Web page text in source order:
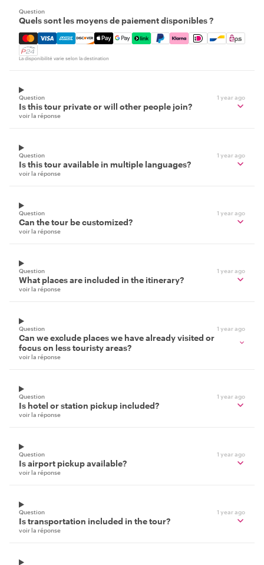
Question
Quels sont les moyens de paiement disponibles ?
Mastercard, Visa, Amex, Discover, Apple Pay, Google
La disponibilité varie selon la destination
Question 1 year ago
Is this tour private or will other people join?
voir la réponse
Question 1 year ago
Is this tour available in multiple languages?
voir la réponse
Question 1 year ago
Can the tour be customized?
voir la réponse
Question 1 year ago
What places are included in the itinerary?
voir la réponse
Question 1 year ago
Can we exclude places we have already visited or
focus on less touristy areas?
voir la réponse
Question 1 year ago
Is hotel or station pickup included?
voir la réponse
Question 1 year ago
Is airport pickup available?
voir la réponse
Question 1 year ago
Is transportation included in the tour?
voir la réponse